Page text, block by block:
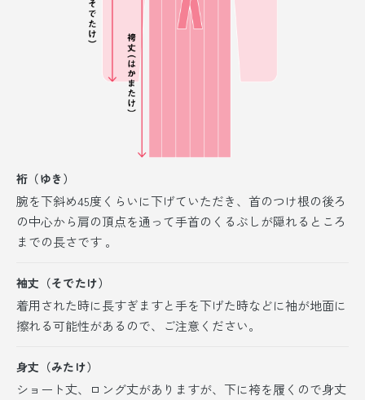
裄（ゆき）
腕を下斜め45度くらいに下げていただき、首のつけ根の後ろ
の中心から肩の頂点を通って手首のくるぶしが隠れるところ
までの長さです 。
袖丈（そでたけ）
着用された時に長すぎますと手を下げた時などに袖が地面に
擦れる可能性があるので、ご注意ください。
身丈（みたけ）
ショート丈、ロング丈がありますが、 下に袴を履くので身丈